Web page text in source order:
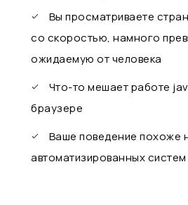
Вы просматриваете
со скоростью, намного
ожидаемую от человека
Что-то мешает работе
браузере
Ваше поведение похоже
автоматизированных систем